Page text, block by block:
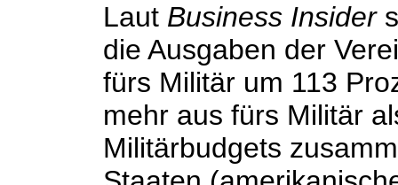
Laut Business Insider
die Ausgaben der
fürs Militär um 113
mehr aus fürs Militär
Militärbudgets